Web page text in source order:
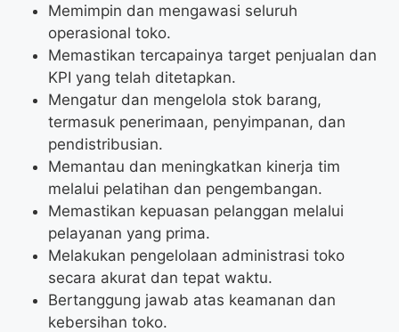
Memimpin dan mengawasi seluruh
operasional toko.
Memastikan tercapainya target penjualan dan
KPI yang telah ditetapkan.
Mengatur dan mengelola stok barang,
termasuk penerimaan, penyimpanan, dan
pendistribusian.
Memantau dan meningkatkan kinerja tim
melalui pelatihan dan pengembangan.
Memastikan kepuasan pelanggan melalui
pelayanan yang prima.
Melakukan pengelolaan administrasi toko
secara akurat dan tepat waktu.
Bertanggung jawab atas keamanan dan
kebersihan toko.